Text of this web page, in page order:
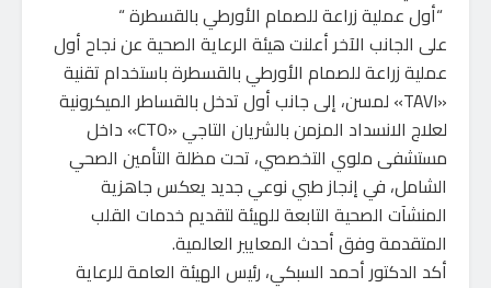
“أول عملية زراعة للصمام الأورطي بالقسطرة “
على الجانب الآخر أعلنت هيئة الرعاية الصحية عن نجاح أول
عملية زراعة للصمام الأورطي بالقسطرة باستخدام تقنية
«TAVI» لمسن، إلى جانب أول تدخل بالقساطر الميكرونية
لعلاج الانسداد المزمن بالشريان التاجي «CTO» داخل
مستشفى ملوي التخصصي، تحت مظلة التأمين الصحي
الشامل، في إنجاز طبي نوعي جديد يعكس جاهزية
المنشآت الصحية التابعة للهيئة لتقديم خدمات القلب
المتقدمة وفق أحدث المعايير العالمية.
أكد الدكتور أحمد السبكي، رئيس الهيئة العامة للرعاية